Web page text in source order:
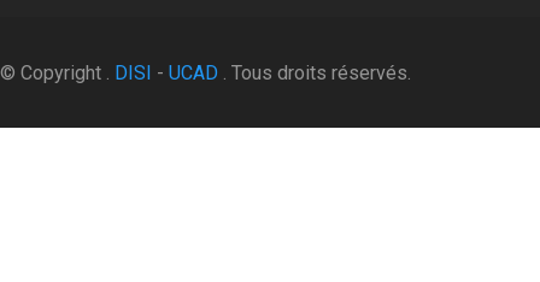
© Copyright . DISI - UCAD . Tous droits réservés.